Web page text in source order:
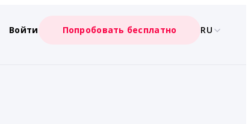
Войти Попробовать бесплатно RU